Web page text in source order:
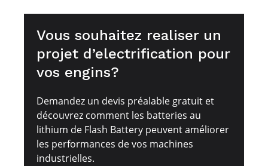
Vous souhaitez realiser un
projet d’electrification pour
vos engins?
Demandez un devis préalable gratuit et
découvrez comment les batteries au
lithium de Flash Battery peuvent améliorer
les performances de vos machines
industrielles.